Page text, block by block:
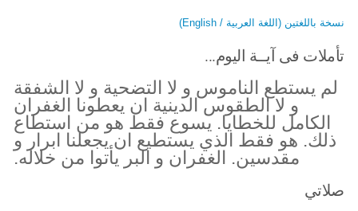
نسخة باللغتين (اللغة العربية / English)
تأملات فى آيــة اليوم...
لم يستطع الناموس و لا التضحية و لا الشفقة
و لا الطقوس الدينية ان يعطونا الغفران
الكامل للخطايا. يسوع فقط هو من استطاع
ذلك. هو فقط الذي يستطيع ان يجعلنا ابرار و
مقدسين. الغفران و البر يأتوا من خلاله.
صلاتي